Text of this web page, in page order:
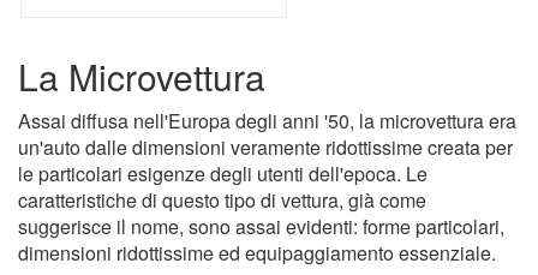
La Microvettura
Assai diffusa nell'Europa degli anni '50, la microvettura era
un'auto dalle dimensioni veramente ridottissime creata per
le particolari esigenze degli utenti dell'epoca. Le
caratteristiche di questo tipo di vettura, già come
suggerisce il nome, sono assai evidenti: forme particolari,
dimensioni ridottissime ed equipaggiamento essenziale.